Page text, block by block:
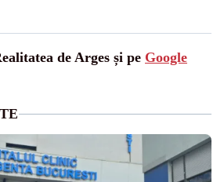
de Arges și pe Google